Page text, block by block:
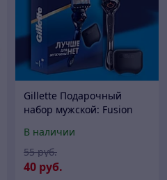
Gillette Подарочный
набор мужской: Fusion
1 кассетой + Чехол /
футляр
В наличии
40 руб.
55 руб.